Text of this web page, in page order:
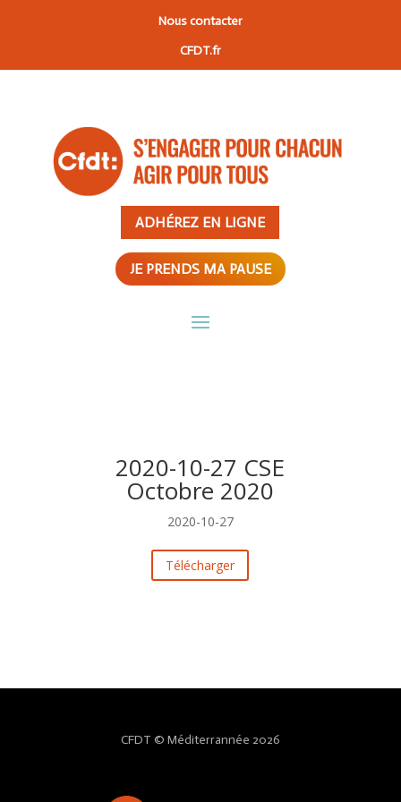
Nous contacter
CFDT.fr
ADHÉREZ EN LIGNE
JE PRENDS MA PAUSE
2020-10-27 CSE
Octobre 2020
2020-10-27
Télécharger
CFDT © Méditerrannée 2026